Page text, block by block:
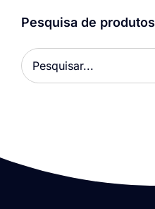
Pesquisa de produtos